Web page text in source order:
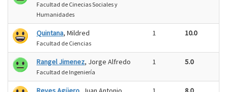
Facultad de Cinecias Sociales y
Humanidades
Quintana, Mildred
Facultad de Ciencias
1 10.0
Rangel Jimenez, Jorge Alfredo
Facultad de Ingeniería
1 5.0